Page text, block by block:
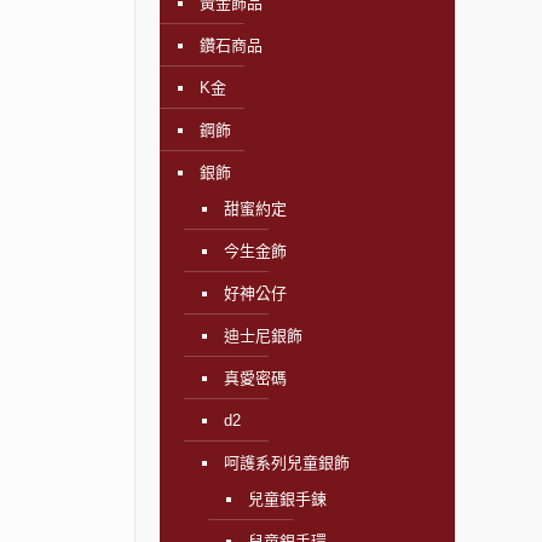
鑽石商品
K金
鋼飾
銀飾
甜蜜約定
今生金飾
好神公仔
迪士尼銀飾
真愛密碼
d2
呵護系列兒童銀飾
兒童銀手鍊